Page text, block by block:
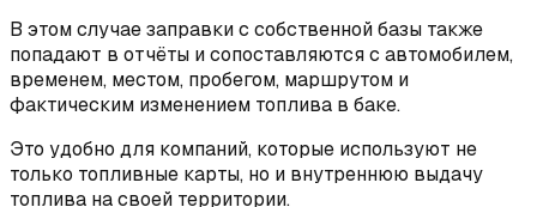
В этом случае заправки с собственной базы также
попадают в отчёты и сопоставляются с автомобилем,
временем, местом, пробегом, маршрутом и
фактическим изменением топлива в баке.
Это удобно для компаний, которые используют не
только топливные карты, но и внутреннюю выдачу
топлива на своей территории.